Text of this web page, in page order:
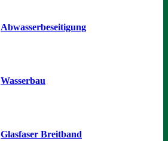
Abwasserbeseitigung
Wasserbau
Glasfaser Breitband